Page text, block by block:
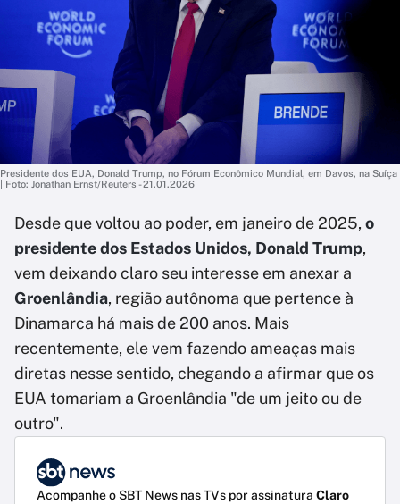
Presidente dos EUA, Donald Trump, no Fórum Econômico Mundial, em Davos, na Suíça
| Foto: Jonathan Ernst/Reuters - 21.01.2026
Desde que voltou ao poder, em janeiro de 2025, o
presidente dos Estados Unidos, Donald Trump,
vem deixando claro seu interesse em anexar a
Groenlândia, região autônoma que pertence à
Dinamarca há mais de 200 anos. Mais
recentemente, ele vem fazendo ameaças mais
diretas nesse sentido, chegando a afirmar que os
EUA tomariam a Groenlândia "de um jeito ou de
outro".
Acompanhe o SBT News nas TVs por assinatura Claro